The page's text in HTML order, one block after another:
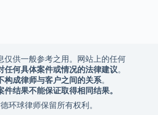
仅供一般参考之用。网站上的任何
任何具体案件或情况的法律建议。
构成律师与客户之间的关系。
件结果不能保证取得相同结果。
环球律师保留所有权利。